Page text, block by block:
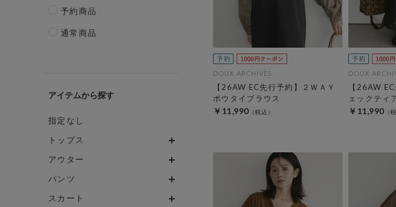
予約商品
通常商品
アイテム
指定なし
トップス
アウター
パンツ
スカート
DOUX ARCHIVES
【26AW EC先行予約】２ＷＡＹ
ボウタイブラウス
￥11,990
DOUX
【26AW
ェックティ
￥11,990